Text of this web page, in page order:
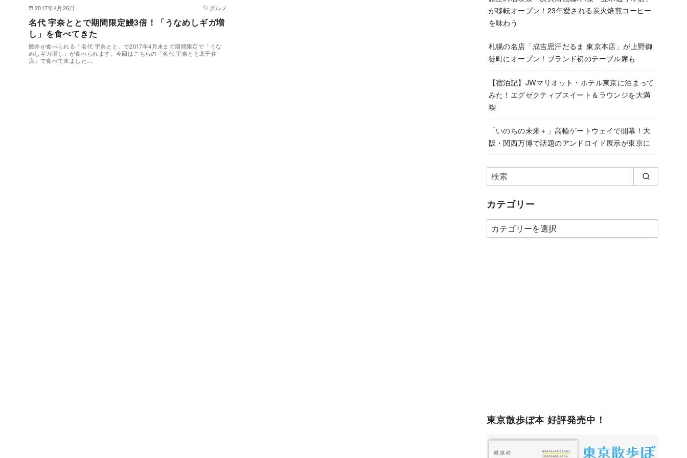
2017年4月26日 グルメ
名代 宇奈ととで期間限定鰻3倍！「うなめしギガ増
し」を食べてきた
鰻丼が食べられる「名代 宇奈とと」で2017年4月末まで期間限定で「うな
めしギガ増し」が食べられます。今回はこちらの「名代 宇奈とと北千住
店」で食べて来ました…
が移転オープン！23年愛される炭火焙煎コーヒー
を味わう
札幌の名店「成吉思汗だるま 東京本店」が上野御
徒町にオープン！ブランド初のテーブル席も
【宿泊記】JWマリオット・ホテル東京に泊まって
みた！エグゼクティブスイート＆ラウンジを大満
喫
「いのちの未来＋」高輪ゲートウェイで開幕！大
阪・関西万博で話題のアンドロイド展示が東京に
カテゴリー
カ
テ
東京散歩ぽ本 好評発売中！